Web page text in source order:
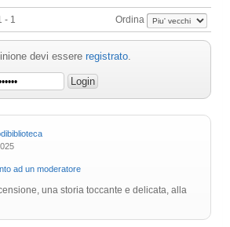
- 1 Ordina
devi essere registrato.
ad un moderatore
una storia toccante e delicata, alla